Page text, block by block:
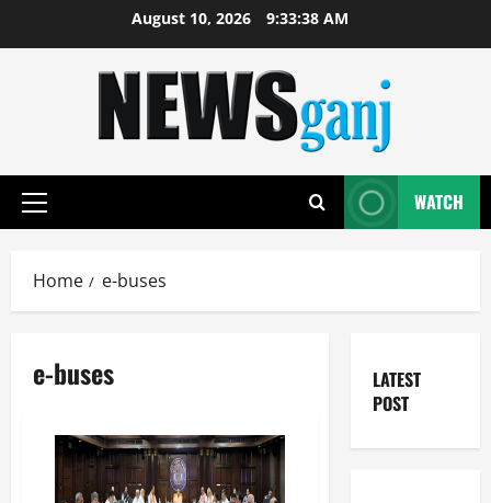
August 10, 2026 9:33:39 AM
Primary
WATCH
Home e-buses
e-buses
LATEST
POST